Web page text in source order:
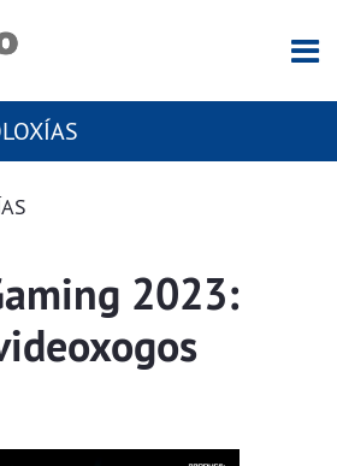
2023: